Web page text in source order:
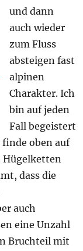
und dann
auch wieder
zum Fluss
absteigen fast
alpinen
Charakter. Ich
bin auf jeden
Fall begeistert
oben auf
Hügelketten
dass die
auch
eine Unzahl
Bruchteil mit